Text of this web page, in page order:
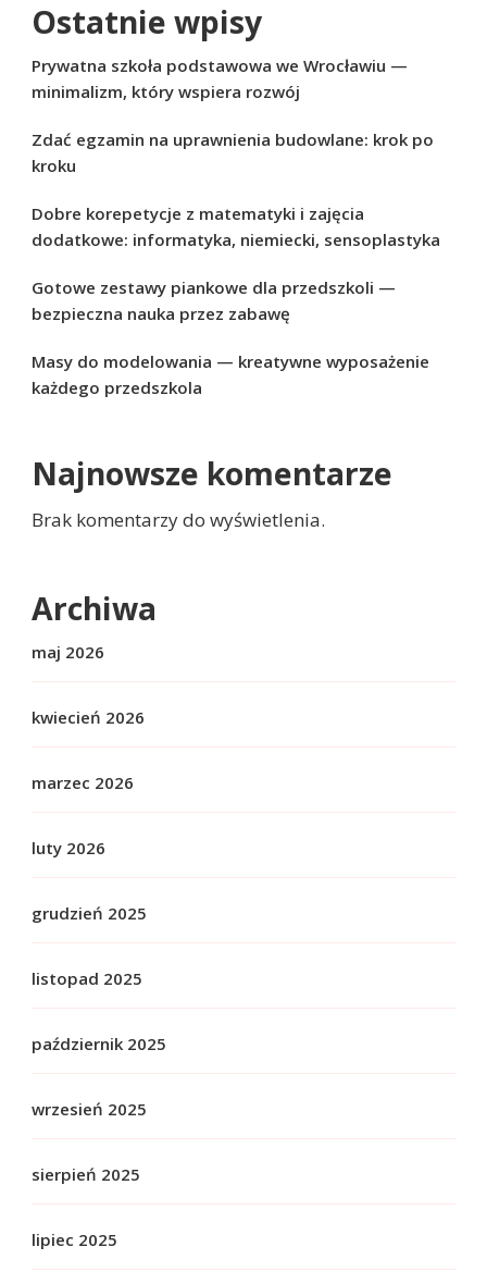
Ostatnie wpisy
Prywatna szkoła podstawowa we Wrocławiu —
minimalizm, który wspiera rozwój
Zdać egzamin na uprawnienia budowlane: krok po
kroku
Dobre korepetycje z matematyki i zajęcia
dodatkowe: informatyka, niemiecki, sensoplastyka
Gotowe zestawy piankowe dla przedszkoli —
bezpieczna nauka przez zabawę
Masy do modelowania — kreatywne wyposażenie
każdego przedszkola
Najnowsze komentarze
Brak komentarzy do wyświetlenia.
Archiwa
maj 2026
kwiecień 2026
marzec 2026
luty 2026
grudzień 2025
listopad 2025
październik 2025
wrzesień 2025
sierpień 2025
lipiec 2025